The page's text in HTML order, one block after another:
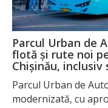
Parcul Urban de
flotă și rute noi
Chișinău, inclusiv
Parcul Urban de
modernizată, cu